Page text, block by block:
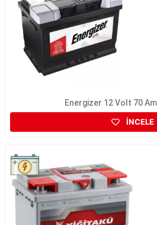
Energizer 12 Volt 70
İNCELE